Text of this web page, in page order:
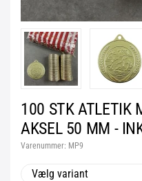
100 STK ATLETIK
AKSEL 50 MM -
Varenummer: MP9
Vælg variant